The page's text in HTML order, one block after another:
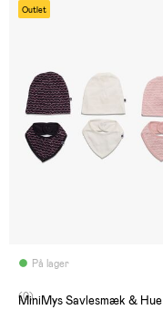
Outlet
På lager
(0)
MiniMys Savlesmæk & Hue